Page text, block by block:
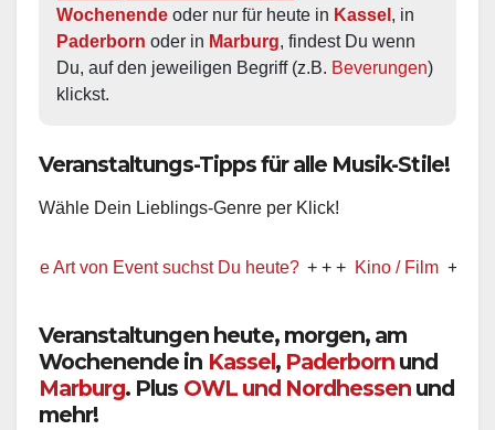
Wochenende oder nur für heute in Kassel
Paderborn oder in Marburg, findest Du wenn
Du, auf den jeweiligen Begriff (z.B. Beverungen)
klickst.
Veranstaltungs-Tipps für alle Musik-Stile!
Wähle Dein Lieblings-Genre per Klick!
von Event suchst Du heute? + + + Kino / Film + + + Ww
Veranstaltungen heute, morgen, am
Wochenende in Kassel , Paderborn und
Marburg. Plus OWL und Nordhessen und
mehr!